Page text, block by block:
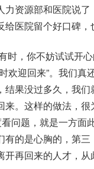
资源部和医院说了
医院留个好口碑，
时，你不妨试试开
欢迎回来”。我们真
果没过多久，我们
。这样的做法，很
问题，就是一方面
的是心胸的，第
再回来的人才，从